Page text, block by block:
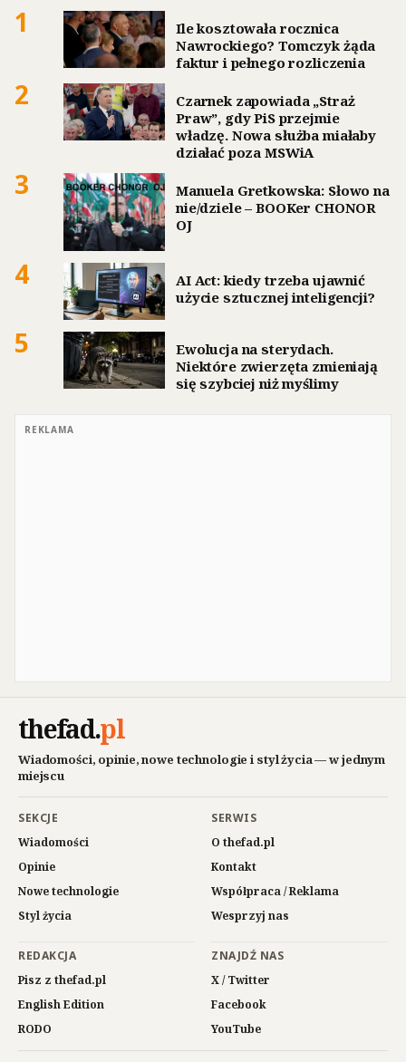
1
Ile kosztowała rocznica
Nawrockiego? Tomczyk żąda
faktur i pełnego rozliczenia
2
Czarnek zapowiada „Straż
Praw”, gdy PiS przejmie
władzę. Nowa służba miałaby
działać poza MSWiA
3
Manuela Gretkowska: Słowo na
nie/dziele – BOOKer CHONOR
OJ
4
AI Act: kiedy trzeba ujawnić
użycie sztucznej inteligencji?
5
Ewolucja na sterydach.
Niektóre zwierzęta zmieniają
się szybciej niż myślimy
REKLAMA
thefad.pl
Wiadomości, opinie, nowe technologie i styl życia — w jednym
miejscu
SEKCJE
Wiadomości
Opinie
Nowe technologie
Styl życia
SERWIS
O thefad.pl
Kontakt
Współpraca / Reklama
Wesprzyj nas
REDAKCJA
Pisz z thefad.pl
English Edition
RODO
ZNAJDŹ NAS
X / Twitter
Facebook
YouTube